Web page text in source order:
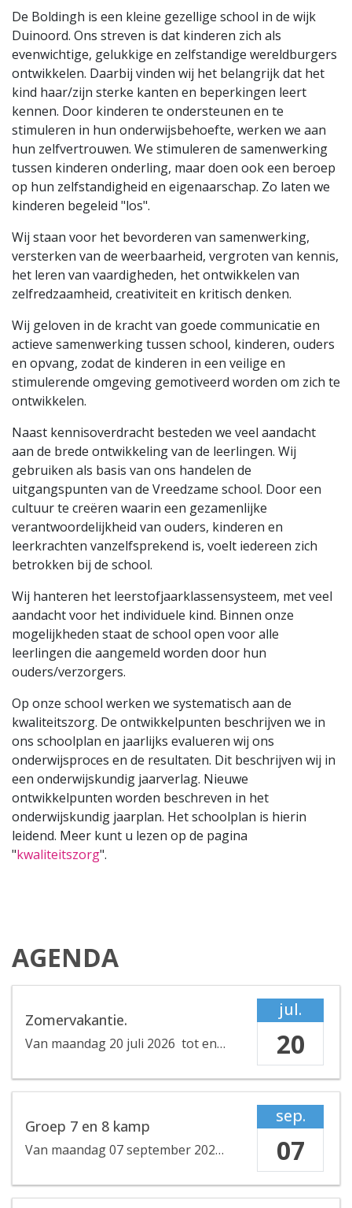
De Boldingh is een kleine gezellige school in de wijk
Duinoord. Ons streven is dat kinderen zich als
evenwichtige, gelukkige en zelfstandige wereldburgers
ontwikkelen. Daarbij vinden wij het belangrijk dat het
kind haar/zijn sterke kanten en beperkingen leert
kennen. Door kinderen te ondersteunen en te
stimuleren in hun onderwijsbehoefte, werken we aan
hun zelfvertrouwen. We stimuleren de samenwerking
tussen kinderen onderling, maar doen ook een beroep
op hun zelfstandigheid en eigenaarschap. Zo laten we
kinderen begeleid "los".
Wij staan voor het bevorderen van samenwerking,
versterken van de weerbaarheid, vergroten van kennis,
het leren van vaardigheden, het ontwikkelen van
zelfredzaamheid, creativiteit en kritisch denken.
Wij geloven in de kracht van goede communicatie en
actieve samenwerking tussen school, kinderen, ouders
en opvang, zodat de kinderen in een veilige en
stimulerende omgeving gemotiveerd worden om zich te
ontwikkelen.
Naast kennisoverdracht besteden we veel aandacht
aan de brede ontwikkeling van de leerlingen. Wij
gebruiken als basis van ons handelen de
uitgangspunten van de Vreedzame school. Door een
cultuur te creëren waarin een gezamenlijke
verantwoordelijkheid van ouders, kinderen en
leerkrachten vanzelfsprekend is, voelt iedereen zich
betrokken bij de school.
Wij hanteren het leerstofjaarklassensysteem, met veel
aandacht voor het individuele kind. Binnen onze
mogelijkheden staat de school open voor alle
leerlingen die aangemeld worden door hun
ouders/verzorgers.
Op onze school werken we systematisch aan de
kwaliteitszorg. De ontwikkelpunten beschrijven we in
ons schoolplan en jaarlijks evalueren wij ons
onderwijsproces en de resultaten. Dit beschrijven wij in
een onderwijskundig jaarverlag. Nieuwe
ontwikkelpunten worden beschreven in het
onderwijskundig jaarplan. Het schoolplan is hierin
leidend. Meer kunt u lezen op de pagina
"kwaliteitszorg".
AGENDA
Zomervakantie.
Van maandag 20 juli 2026 tot en met vrijdag 28
jul.
20
Groep 7 en 8 kamp
Van maandag 07 september 2026 tot en metvrijdag
sep.
07